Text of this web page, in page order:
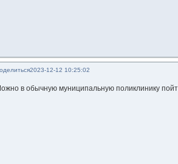
2023-12-12 10:25:02
в обычную муниципальную поликлинику